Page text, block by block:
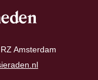
Amsterdam